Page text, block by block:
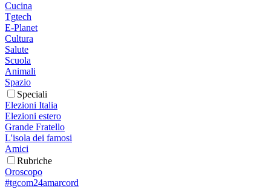
Cucina
Tgtech
E-Planet
Cultura
Salute
Scuola
Animali
Spazio
Speciali
Elezioni Italia
Elezioni estero
Grande Fratello
L'isola dei famosi
Amici
Rubriche
Oroscopo
#tgcom24amarcord